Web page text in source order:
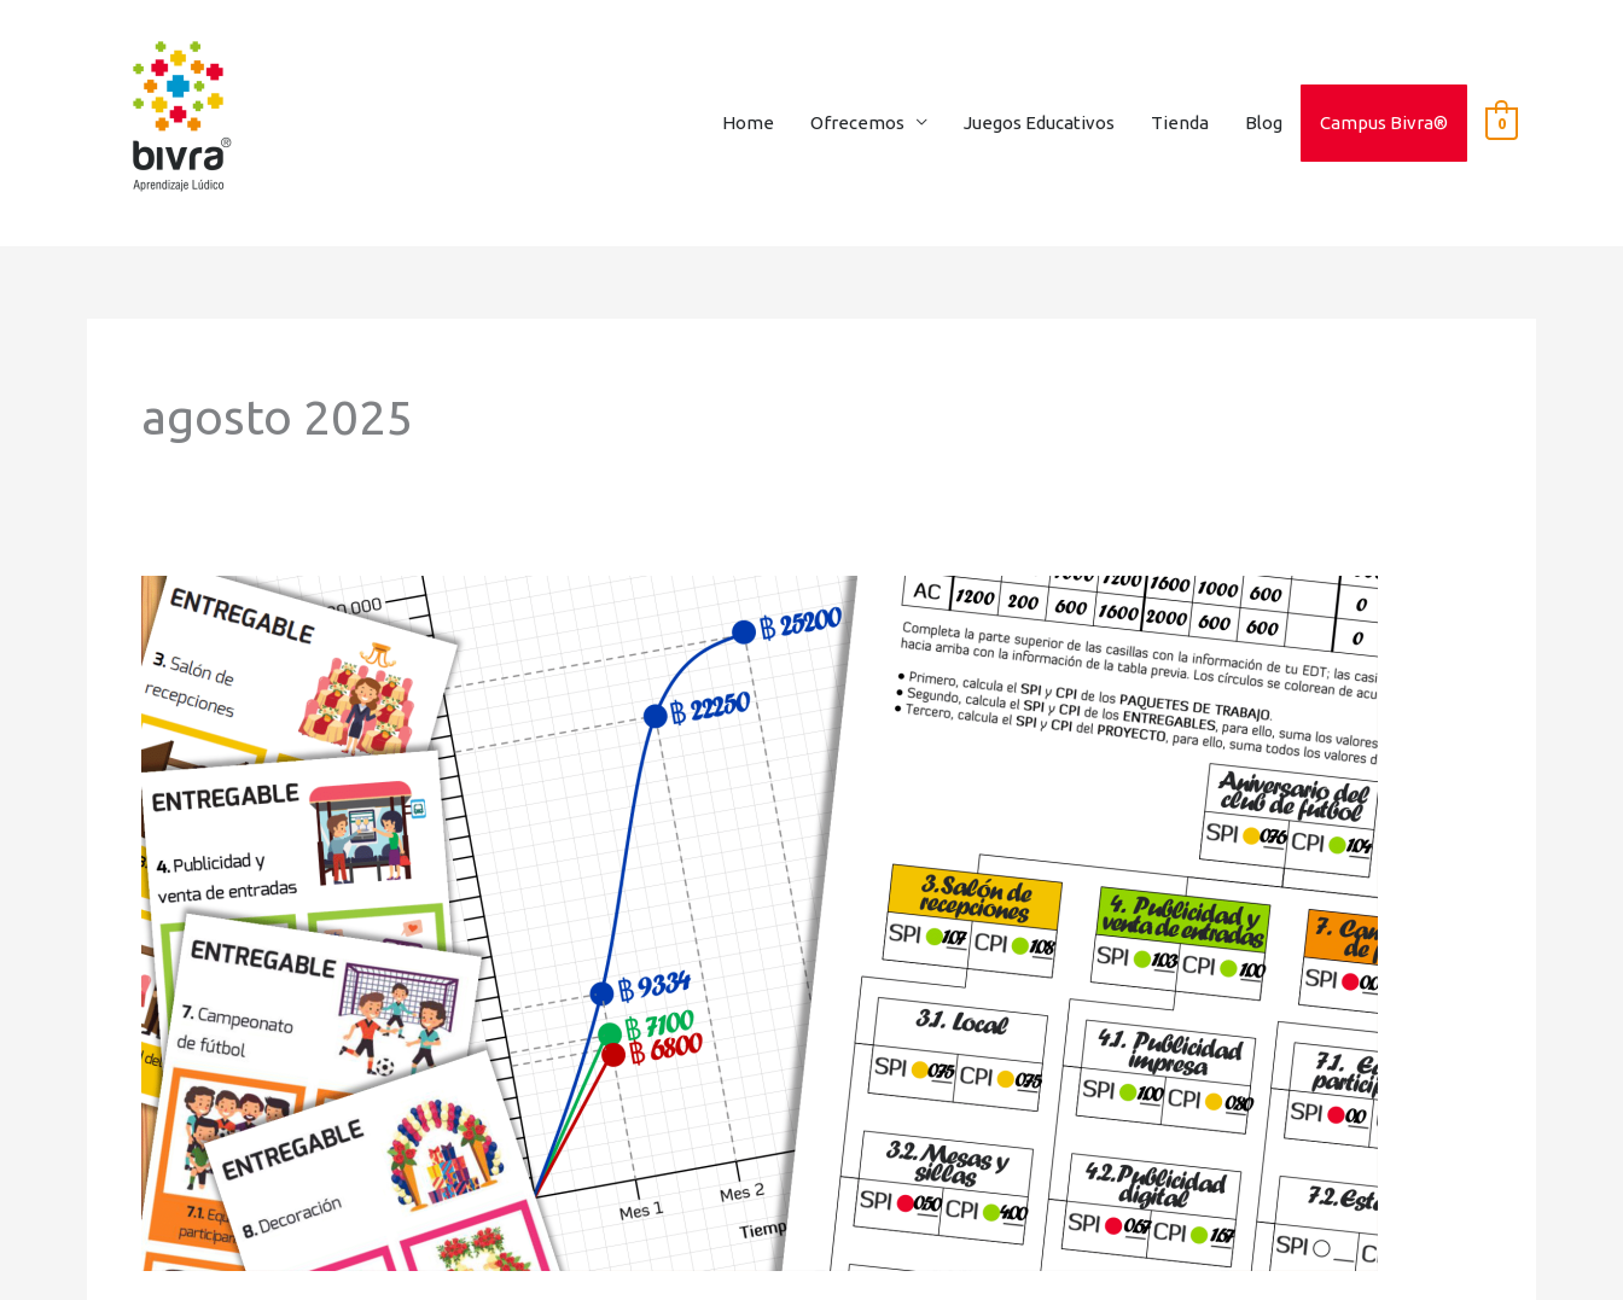
Home Ofrecemos Juegos Educativos Tienda Blog Campus Bivra® 0
agosto 2025
Aprendizaje
Lúdico
con
BreakingDown®:
SPI
y
CPI